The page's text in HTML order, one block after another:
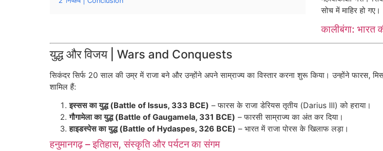
सोच में माहिर हो गए।
कालीबंगा: भारत
युद्ध और विजय | Wars and Conquests
सिकंदर सिर्फ 20 साल की उम्र में राजा बने और उन्होंने अपने साम्राज्य का विस्तार करना शुरू किया। उन्होंने फारस,
शामिल हैं:
इस्सस का युद्ध (Battle of Issus, 333 BCE) – फारस के राजा डेरियस तृतीय (Darius III) को हराया।
गौगामेला का युद्ध (Battle of Gaugamela, 331 BCE) – फारसी साम्राज्य का अंत कर दिया।
हाइडस्पेस का युद्ध (Battle of Hydaspes, 326 BCE) – भारत में राजा पोरस के खिलाफ लड़ा।
हनुमानगढ़ – इतिहास, संस्कृति और पर्यटन का संगम